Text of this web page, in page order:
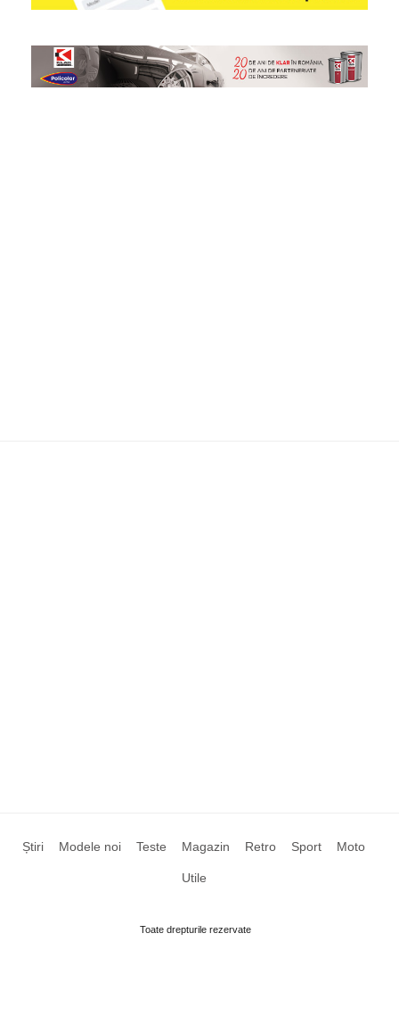
Știri Modele noi Teste Magazin Retro Sport Moto
Utile
Toate drepturile rezervate